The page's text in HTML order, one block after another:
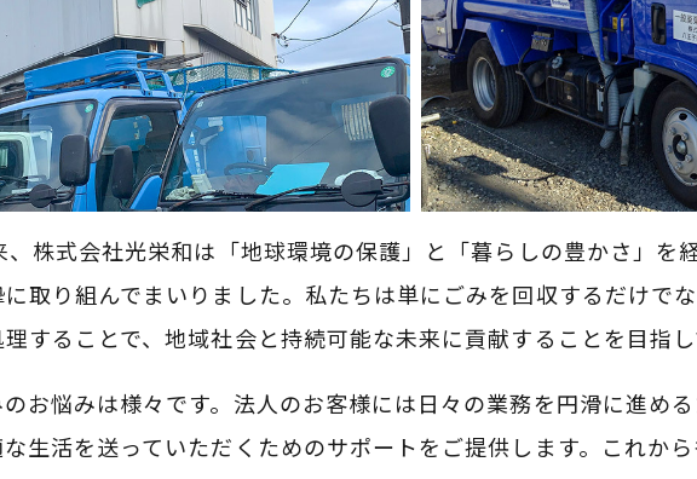
株式会社光栄和は「地球環境の保護」と「暮らしの豊かさ」を
取り組んでまいりました。私たちは単にごみを回収するだけで
することで、地域社会と持続可能な未来に貢献することを目指し
お悩みは様々です。法人のお客様には日々の業務を円滑に進め
生活を送っていただくためのサポートをご提供します。これか